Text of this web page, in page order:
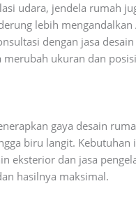
udara, jendela rumah
lebih
dengan jasa
ukuran dan
gaya desain
biru langit. Kebutuhan
eksterior dan jasa
hasilnya maksimal.